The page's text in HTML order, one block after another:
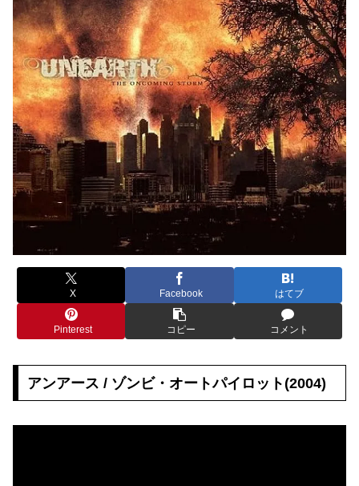
X Facebook はてブ
Pinterest コピー コメント
アンアース / ゾンビ・オートパイロット(2004)